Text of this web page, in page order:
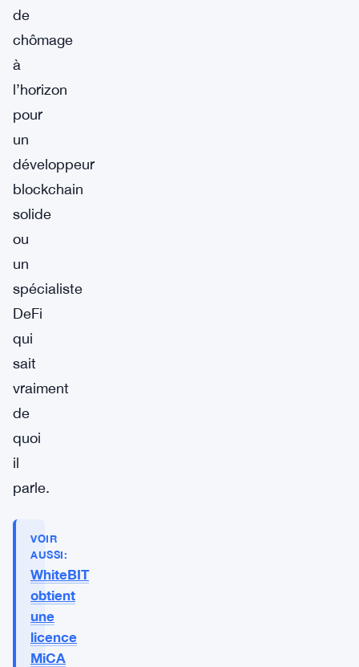
de
chômage
à
l’horizon
pour
un
développeur
blockchain
solide
ou
un
spécialiste
DeFi
qui
sait
vraiment
de
quoi
il
parle.
VOIR
AUSSI:
WhiteBIT
obtient
une
licence
MiCA